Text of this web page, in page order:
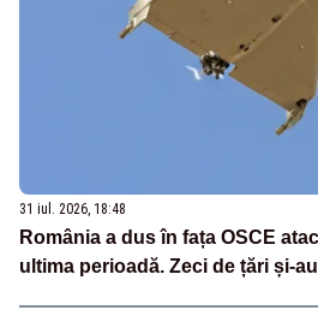
31 iul. 2026, 18:48
România a dus în fața OSCE
ultima perioadă. Zeci de țări și-